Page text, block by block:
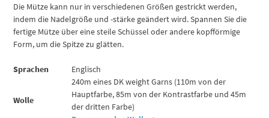
Die Mütze kann nur in verschiedenen Größen gestrickt werden,
indem die Nadelgröße und -stärke geändert wird. Spannen Sie die
fertige Mütze über eine steile Schüssel oder andere kopfförmige
Form, um die Spitze zu glätten.
Sprachen Englisch
Wolle
240m eines DK weight Garns (110m von der
Hauptfarbe, 85m von der Kontrastfarbe und 45m
der dritten Farbe)